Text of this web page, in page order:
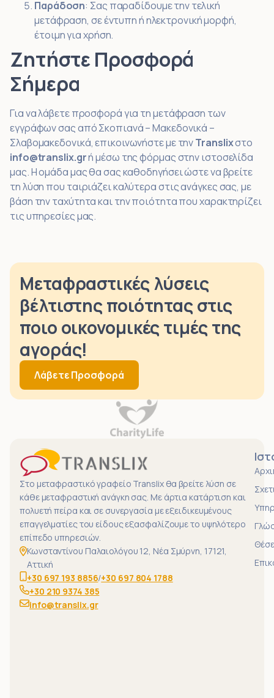
Παράδοση: Σας παραδίδουμε την τελική
μετάφραση, σε έντυπη ή ηλεκτρονική μορφή,
έτοιμη για χρήση.
Ζητήστε Προσφορά
Σήμερα
Για να λάβετε προσφορά για τη μετάφραση των
εγγράφων σας από Σκοπιανά – Μακεδονικά –
Σλαβομακεδονικά, επικοινωνήστε με τηνTranslixστο
info@translix.grή μέσω της φόρμας στην ιστοσελίδα
μας. Η ομάδα μας θα σας καθοδηγήσει ώστε να βρείτε
τη λύση που ταιριάζει καλύτερα στις ανάγκες σας, με
βάση την ταχύτητα και την ποιότητα που χαρακτηρίζει
τις υπηρεσίες μας.
Μεταφραστικές λύσεις
βέλτιστης ποιότητας στις
ποιο οικονομικές τιμές της
αγοράς!
Λάβετε Προσφορά
Στο μεταφραστικό γραφείο Translix θα βρείτε λύση σε
κάθε μεταφραστική ανάγκη σας. Με άρτια κατάρτιση και
πολυετή πείρα και σε συνεργασία με εξειδικευμένους
επαγγελματίες του είδους εξασφαλίζουμε το υψηλότερο
επίπεδο υπηρεσιών.
Κωνσταντίνου Παλαιολόγου 12, Νέα Σμύρνη, 17121,
Αττική
+30 697 193 8856/+30 697 804 1788
+30 210 9374 385
info@translix.gr